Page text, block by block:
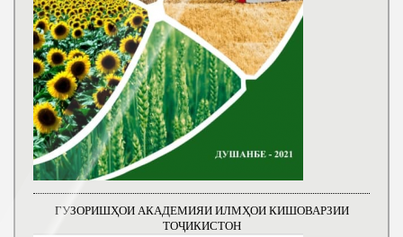
ГУЗОРИШҲОИ АКАДЕМИЯИ ИЛМҲОИ КИШОВАРЗИИ
ТОҶИКИСТОН